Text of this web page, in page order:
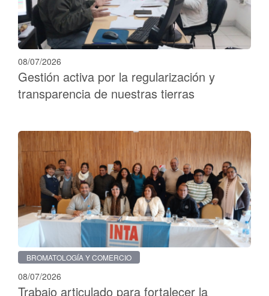
08/07/2026
Gestión activa por la regularización y
transparencia de nuestras tierras
BROMATOLOGÍA Y COMERCIO
08/07/2026
Trabajo articulado para fortalecer la